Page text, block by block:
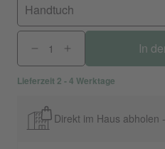
Handtuch
In
Lieferzeit 2 - 4 Werktage
Direkt im Haus abholen -